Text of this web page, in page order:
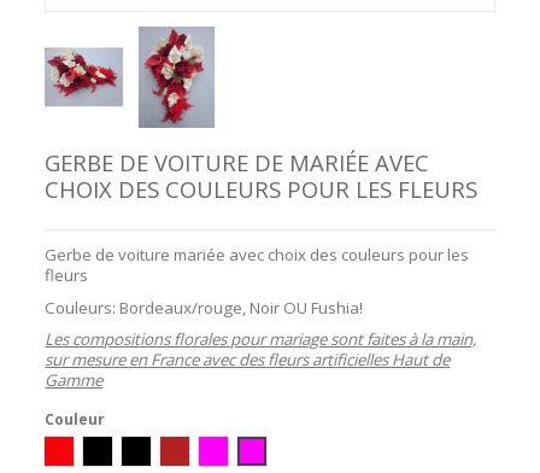
GERBE DE VOITURE DE MARIÉE AVEC
CHOIX DES COULEURS POUR LES FLEURS
Gerbe de voiture mariée avec choix des couleurs pour les
fleurs
Couleurs: Bordeaux/rouge, Noir OU Fushia!
Les compositions florales pour mariage sont faites à la main,
sur mesure en France avec des fleurs artificielles Haut de
Gamme
Couleur